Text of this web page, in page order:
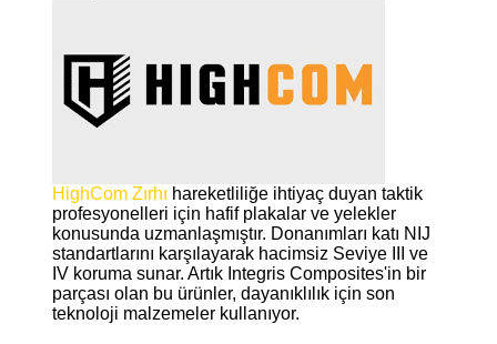
HighCom Zırhı hareketliliğe ihtiyaç duyan taktik
profesyonelleri için hafif plakalar ve yelekler
konusunda uzmanlaşmıştır. Donanımları katı NIJ
standartlarını karşılayarak hacimsiz Seviye III ve
IV koruma sunar. Artık Integris Composites'in bir
parçası olan bu ürünler, dayanıklılık için son
teknoloji malzemeler kullanıyor.